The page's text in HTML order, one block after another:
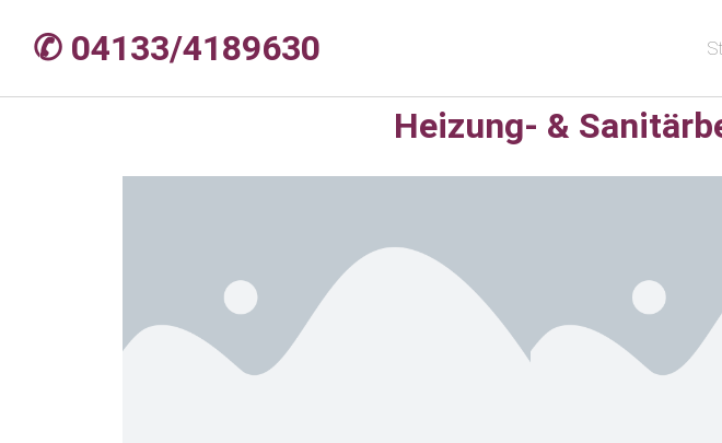
✆ 04133/4189630
Heizung- &